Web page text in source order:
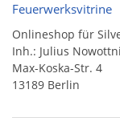
Feuerwerksvitrine
Onlineshop für
Inh.: Julius
Max-Koska-Str. 4
13189 Berlin